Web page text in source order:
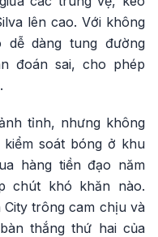
lên cao. Với không
dễ dàng tung đường
đoán sai, cho phép
tỉnh, nhưng không
kiểm soát bóng ở khu
hàng tiền đạo năm
chút khó khăn nào.
trông cam chịu và
thắng thứ hai của